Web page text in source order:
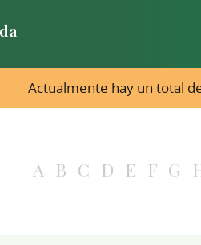
Actualmente hay un total
A B C D E F G